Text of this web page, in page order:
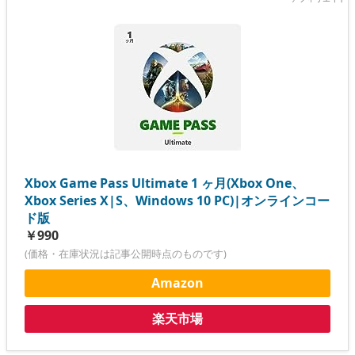
Xbox Game Pass Ultimate 1 ヶ月(Xbox One、
Xbox Series X|S、Windows 10 PC)|オンラインコー
ド版
￥990
(価格・在庫状況は記事公開時点のものです)
Amazon
楽天市場